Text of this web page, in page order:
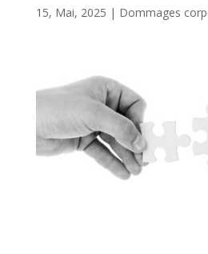
15, Mai, 2025 | Dommages